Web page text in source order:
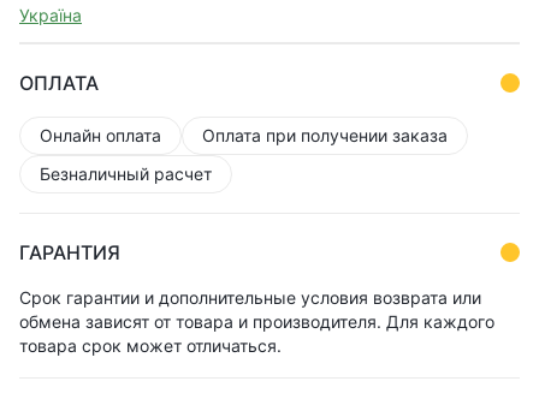
Україна
ОПЛАТА
Онлайн оплата
Оплата при получении заказа
Безналичный расчет
ГАРАНТИЯ
Срок гарантии и дополнительные условия возврата или
обмена зависят от товара и производителя. Для каждого
товара срок может отличаться.